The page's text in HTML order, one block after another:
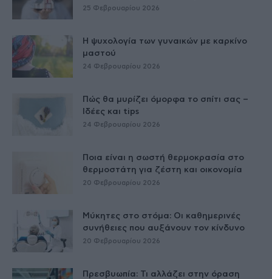
25 Φεβρουαρίου 2026
Η ψυχολογία των γυναικών με καρκίνο
μαστού
24 Φεβρουαρίου 2026
Πώς θα μυρίζει όμορφα το σπίτι σας –
Ιδέες και tips
24 Φεβρουαρίου 2026
Ποια είναι η σωστή θερμοκρασία στο
θερμοστάτη για ζέστη και οικονομία
20 Φεβρουαρίου 2026
Μύκητες στο στόμα: Οι καθημερινές
συνήθειες που αυξάνουν τον κίνδυνο
20 Φεβρουαρίου 2026
Πρεσβυωπία: Τι αλλάζει στην όραση